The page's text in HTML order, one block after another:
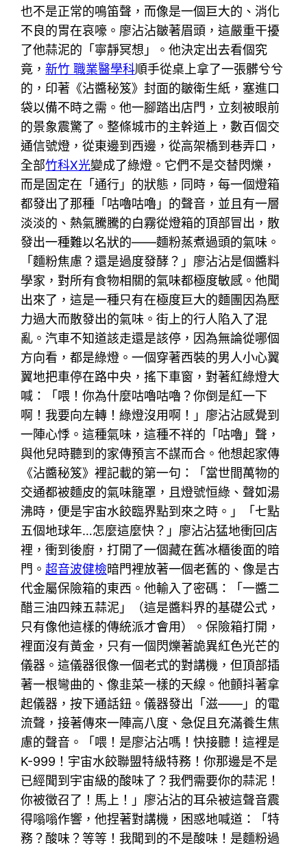
也不是正常的鳴笛聲，而像是一個巨大的、消化
不良的胃在哀嚎。廖沾沾皺著眉頭，這嚴重干擾
了他蒜泥的「寧靜冥想」。他決定出去看個究
竟，新竹 職業醫學科順手從桌上拿了一張髒兮兮
的，印著《沾醬秘笈》封面的皺衛生紙，塞進口
袋以備不時之需。他一腳踏出店門，立刻被眼前
的景象震驚了。整條城市的主幹道上，數百個交
通信號燈，從東邊到西邊，從高架橋到巷弄口，
全部竹科X光變成了綠燈。它們不是交替閃爍，
而是固定在「通行」的狀態，同時，每一個燈箱
都發出了那種「咕嚕咕嚕」的聲音，並且有一層
淡淡的、熱氣騰騰的白霧從燈箱的頂部冒出，散
發出一種難以名狀的——麵粉蒸煮過頭的氣味。
「麵粉焦慮？還是過度發酵？」廖沾沾是個醬料
學家，對所有食物相關的氣味都極度敏感。他聞
出來了，這是一種只有在極度巨大的麵團因為壓
力過大而散發出的氣味。街上的行人陷入了混
亂。汽車不知道該走還是該停，因為無論從哪個
方向看，都是綠燈。一個穿著西裝的男人小心翼
翼地把車停在路中央，搖下車窗，對著紅綠燈大
喊：「喂！你為什麼咕嚕咕嚕？你倒是紅一下
啊！我要向左轉！綠燈沒用啊！」廖沾沾感覺到
一陣心悸。這種氣味，這種不祥的「咕嚕」聲，
與他兒時聽到的家傳預言不謀而合。他想起家傳
《沾醬秘笈》裡記載的第一句：「當世間萬物的
交通都被麵皮的氣味籠罩，且燈號恒綠、聲如湯
沸時，便是宇宙水餃臨界點到來之時。」「七點
五個地球年…怎麼這麼快？」廖沾沾猛地衝回店
裡，衝到後廚，打開了一個藏在舊冰櫃後面的暗
門。 超音波健檢暗門裡放著一個老舊的、像是古
代金屬保險箱的東西。他輸入了密碼：「一醬二
醋三油四辣五蒜泥」（這是醬料界的基礎公式，
只有像他這樣的傳統派才會用）。保險箱打開，
裡面沒有黃金，只有一個閃爍著詭異紅色光芒的
儀器。這儀器很像一個老式的對講機，但頂部插
著一根彎曲的、像韭菜一樣的天線。他顫抖著拿
起儀器，按下通話鈕。儀器發出「滋——」的電
流聲，接著傳來一陣高八度、急促且充滿養生焦
慮的聲音。「喂！是廖沾沾嗎！快接聽！這裡是
K-999！宇宙水餃聯盟特級特務！你那邊是不是
已經聞到宇宙級的酸味了？我們需要你的蒜泥！
你被徵召了！馬上！」廖沾沾的耳朵被這聲音震
得嗡嗡作響，他捏著對講機，困惑地喊道：「特
務？酸味？等等！我聞到的不是酸味！是麵粉過